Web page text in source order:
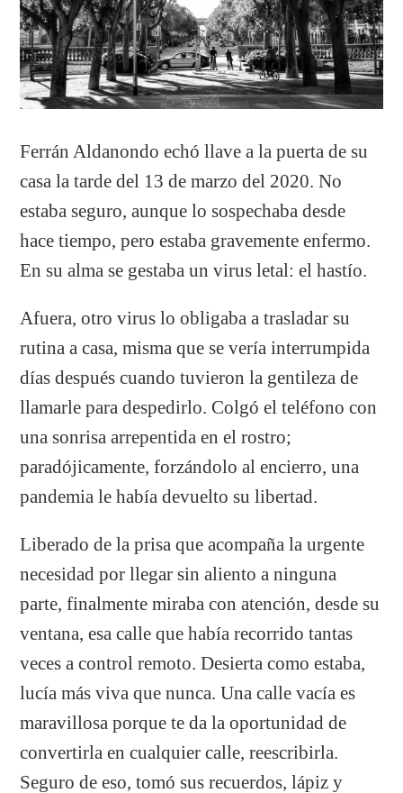
Ferrán Aldanondo echó llave a la puerta de su
casa la tarde del 13 de marzo del 2020. No
estaba seguro, aunque lo sospechaba desde
hace tiempo, pero estaba gravemente enfermo.
En su alma se gestaba un virus letal: el hastío.
Afuera, otro virus lo obligaba a trasladar su
rutina a casa, misma que se vería interrumpida
días después cuando tuvieron la gentileza de
llamarle para despedirlo. Colgó el teléfono con
una sonrisa arrepentida en el rostro;
paradójicamente, forzándolo al encierro, una
pandemia le había devuelto su libertad.
Liberado de la prisa que acompaña la urgente
necesidad por llegar sin aliento a ninguna
parte, finalmente miraba con atención, desde su
ventana, esa calle que había recorrido tantas
veces a control remoto. Desierta como estaba,
lucía más viva que nunca. Una calle vacía es
maravillosa porque te da la oportunidad de
convertirla en cualquier calle, reescribirla.
Seguro de eso, tomó sus recuerdos, lápiz y